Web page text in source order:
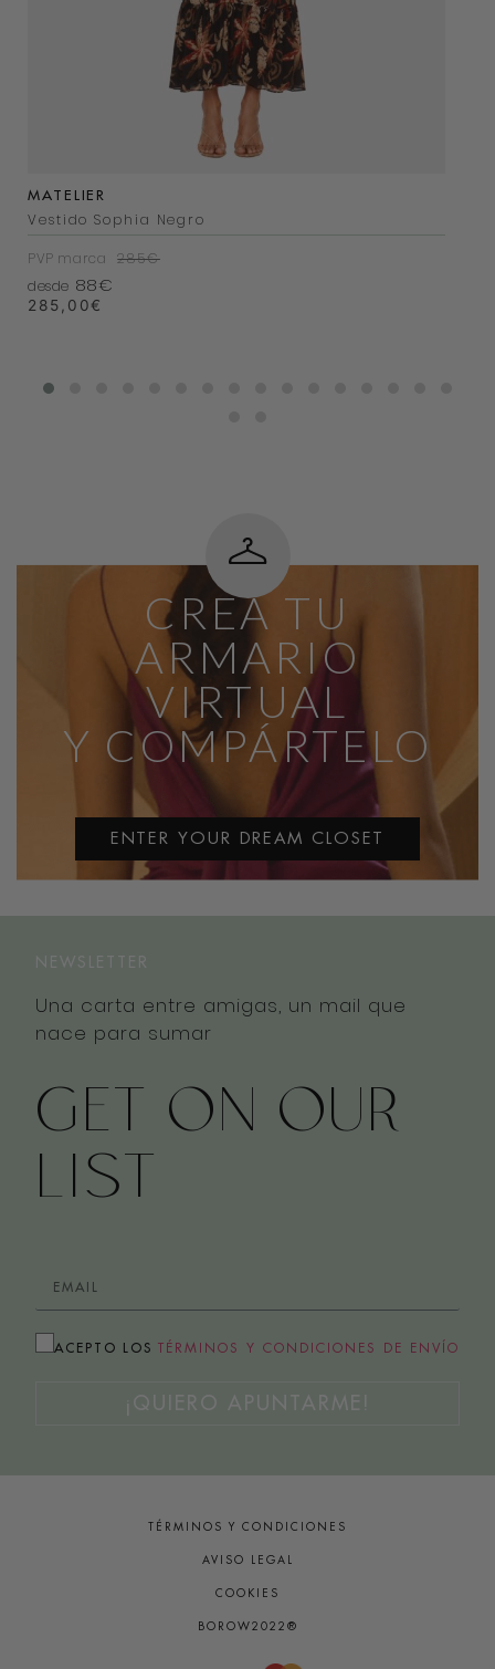
MATELIER
Vestido Sophia Negro
PVP marca
285€
desde 88€
285,00€
CREA TU
ARMARIO
VIRTUAL
Y COMPÁRTELO
ENTER YOUR DREAM CLOSET
Una carta entre amigas, un mail que
nace para sumar
GET ON OUR
LIST
ACEPTO LOS TÉRMINOS Y CONDICIONES DE ENVÍO
TÉRMINOS Y CONDICIONES
AVISO LEGAL
COOKIES
BOROW2022®